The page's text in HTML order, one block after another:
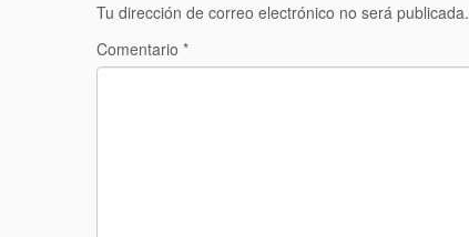
Tu dirección de correo electrónico no será publicada.
Comentario *